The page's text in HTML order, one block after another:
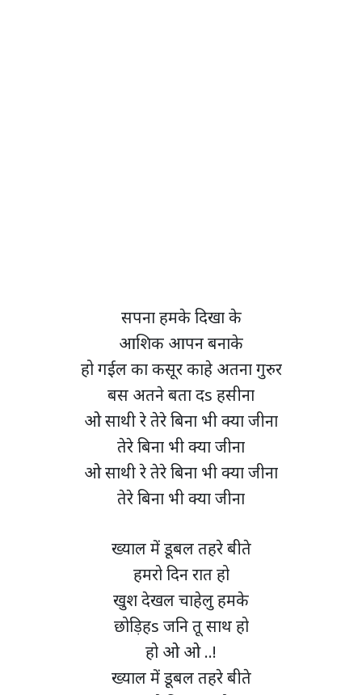
सपना हमके दिखा के
आशिक आपन बनाके
हो गईल का कसूर काहे अतना गुरुर
बस अतने बता दs हसीना
ओ साथी रे तेरे बिना भी क्या जीना
तेरे बिना भी क्या जीना
ओ साथी रे तेरे बिना भी क्या जीना
तेरे बिना भी क्या जीना
ख्याल में डूबल तहरे बीते
हमरो दिन रात हो
खुश देखल चाहेलु हमके
छोड़िहs जनि तू साथ हो
हो ओ ओ ..!
ख्याल में डूबल तहरे बीते